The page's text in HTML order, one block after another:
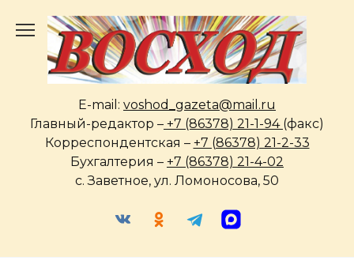
содержанию
E-mail: voshod_gazeta@mail.ru
Главный-редактор – +7 (86378) 21-1-94 (факс)
Корреспондентская – +7 (86378) 21-2-33
Бухгалтерия – +7 (86378) 21-4-02
с. Заветное, ул. Ломоносова, 50